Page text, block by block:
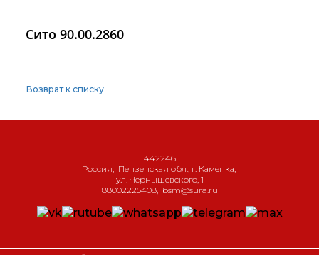
Сито 90.00.2860
Возврат к списку
442246
Россия, Пензенская обл., г. Каменка,
ул. Чернышевского, 1
88002225408, bsm@sura.ru